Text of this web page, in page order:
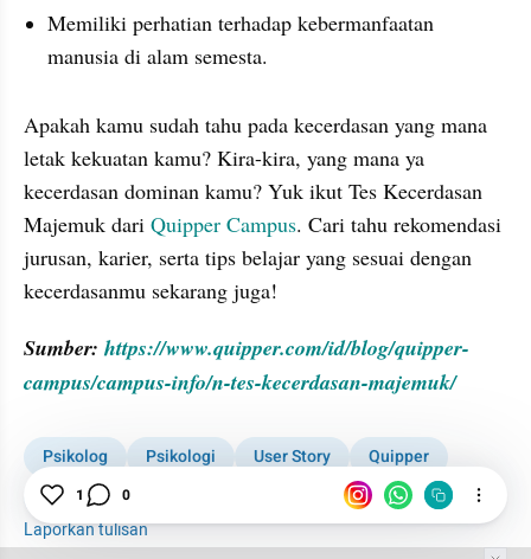
Memiliki perhatian terhadap kebermanfaatan
manusia di alam semesta.
Apakah kamu sudah tahu pada kecerdasan yang mana
letak kekuatan kamu? Kira-kira, yang mana ya
kecerdasan dominan kamu? Yuk ikut Tes Kecerdasan
Majemuk dari Quipper Campus. Cari tahu rekomendasi
jurusan, karier, serta tips belajar yang sesuai dengan
kecerdasanmu sekarang juga!
Sumber: https://www.quipper.com/id/blog/quipper-
campus/campus-info/n-tes-kecerdasan-majemuk/
Psikolog Psikologi User Story
Quipper
Tes Kecerdasan
Laporkan tulisan
1 0